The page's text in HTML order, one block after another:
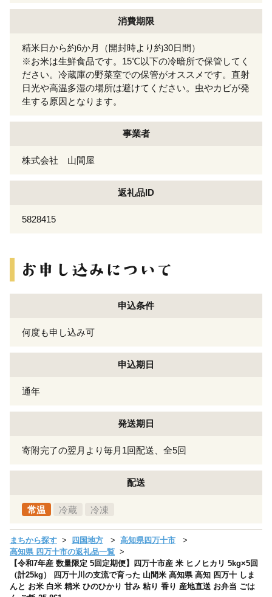
消費期限
精米日から約6か月（開封時より約30日間）
※お米は生鮮食品です。15℃以下の冷暗所で保管してく
ださい。冷蔵庫の野菜室での保管がオススメです。直射
日光や高温多湿の場所は避けてください。虫やカビが発
生する原因となります。
事業者
株式会社 山間屋
返礼品ID
5828415
申込条件
何度も申し込み可
申込期日
通年
発送期日
寄附完了の翌月より毎月1回配送、全5回
配送
常温 冷蔵 冷凍
まちから探す 四国地方
高知県四万十市
高知県 四万十市の返礼品一覧
【令和7年産 数量限定 5回定期便】四万十市産 米 ヒノヒカリ 5kg×5回
（計25kg） 四万十川の支流で育った 山間米 高知県 高知 四万十 しま
んと お米 白米 精米 ひのひかり 甘み 粘り 香り 産地直送 お弁当 ごは